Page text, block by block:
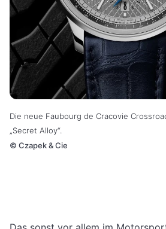
Die neue Faubourg de Cracovie
„Secret Alloy“.
© Czapek & Cie